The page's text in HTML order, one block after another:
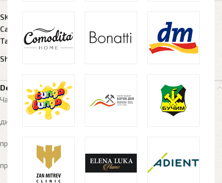
SKU:
Category:Чадори
Tags:
chador, coral, umbrella
Share:
Description
Чадор со 8 панели, метална рамка
димензија: O 97 x 56 (28) cm
препорачано брендирање: ДТФ
препорачана димензија за брендирање: 20 x 7 cm